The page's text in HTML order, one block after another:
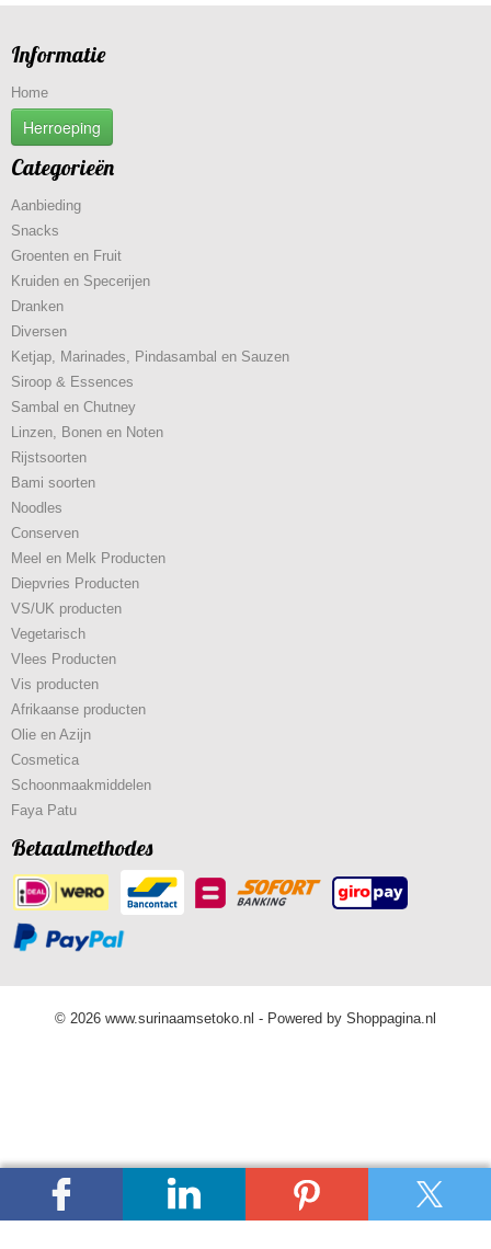
Informatie
Home
Herroeping
Categorieën
Aanbieding
Snacks
Groenten en Fruit
Kruiden en Specerijen
Dranken
Diversen
Ketjap, Marinades, Pindasambal en Sauzen
Siroop & Essences
Sambal en Chutney
Linzen, Bonen en Noten
Rijstsoorten
Bami soorten
Noodles
Conserven
Meel en Melk Producten
Diepvries Producten
VS/UK producten
Vegetarisch
Vlees Producten
Vis producten
Afrikaanse producten
Olie en Azijn
Cosmetica
Schoonmaakmiddelen
Faya Patu
Betaalmethodes
© 2026 www.surinaamsetoko.nl - Powered by Shoppagina.nl